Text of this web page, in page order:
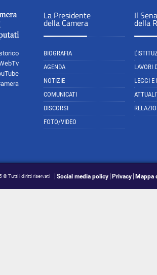
La Presidente
della Camera
BIOGRAFIA
AGENDA
NOTIZIE
COMUNICATI
DISCORSI
FOTO/VIDEO
Il
della
LAVORI
LEGGI E
© Tutti i diritti riservati Social media policy Privacy Mappa